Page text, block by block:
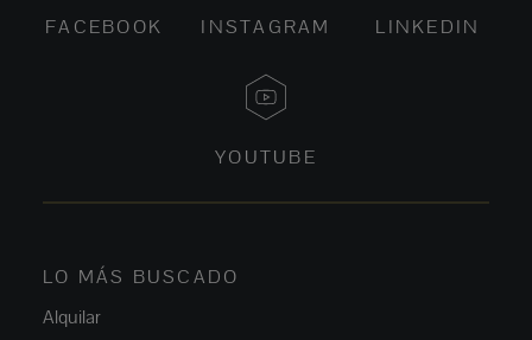
FACEBOOK INSTAGRAM LINKEDIN
YOUTUBE
LO MÁS BUSCADO
Alquilar